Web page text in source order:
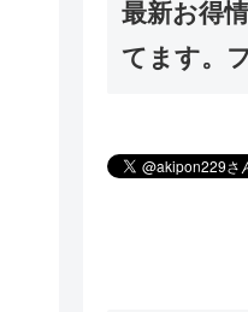
最新お得
てます。